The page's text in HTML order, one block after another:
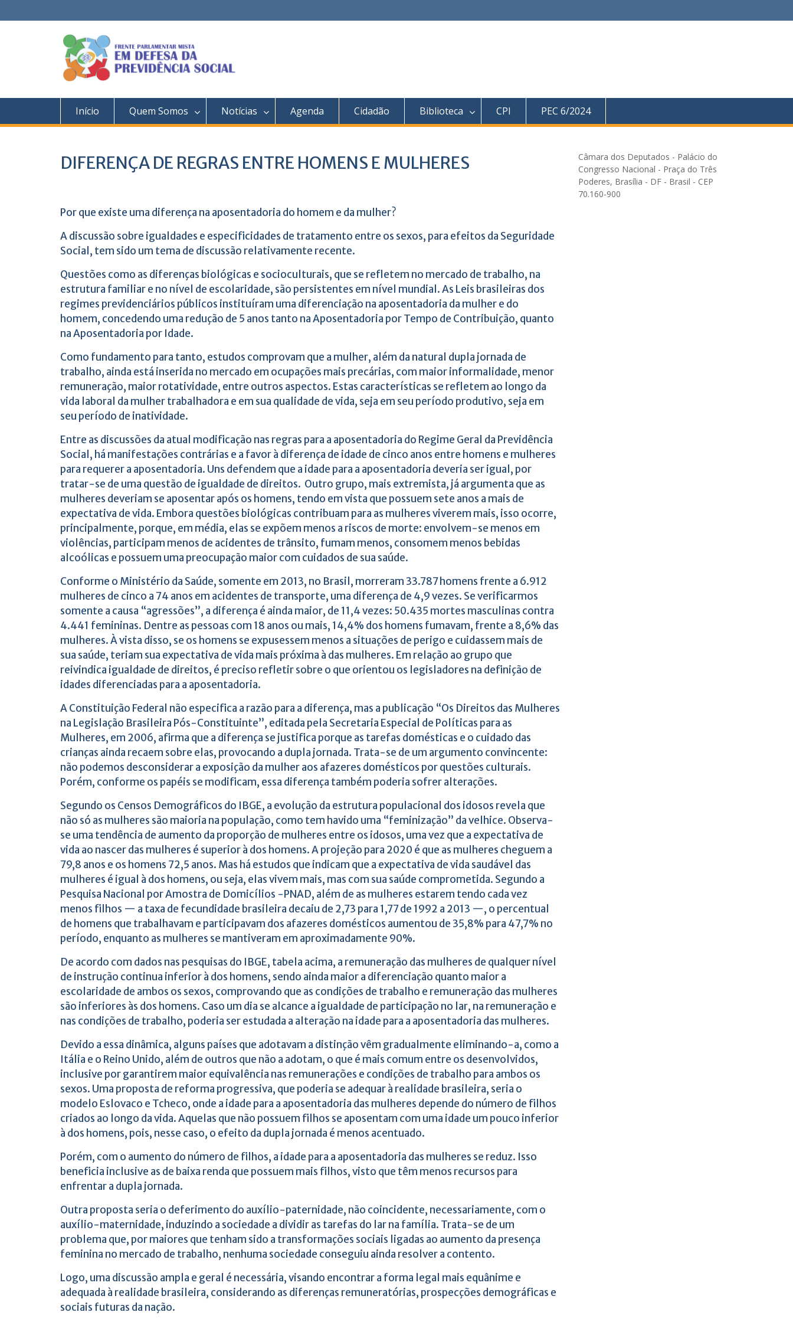
to
Início Quem Somos Notícias Agenda Cidadão Biblioteca CPI PEC 6/2024
DIFERENÇA DE REGRAS ENTRE HOMENS E MULHERES
Por que existe uma diferença na aposentadoria do homem e da mulher?
A discussão sobre igualdades e especificidades de tratamento entre os sexos, para efeitos da Seguridade
Social, tem sido um tema de discussão relativamente recente.
Questões como as diferenças biológicas e socioculturais, que se refletem no mercado de trabalho, na
estrutura familiar e no nível de escolaridade, são persistentes em nível mundial. As Leis brasileiras dos
regimes previdenciários públicos instituíram uma diferenciação na aposentadoria da mulher e do
homem, concedendo uma redução de 5 anos tanto na Aposentadoria por Tempo de Contribuição, quanto
na Aposentadoria por Idade.
Como fundamento para tanto, estudos comprovam que a mulher, além da natural dupla jornada de
trabalho, ainda está inserida no mercado em ocupações mais precárias, com maior informalidade, menor
remuneração, maior rotatividade, entre outros aspectos. Estas características se refletem ao longo da
vida laboral da mulher trabalhadora e em sua qualidade de vida, seja em seu período produtivo, seja em
seu período de inatividade.
Entre as discussões da atual modificação nas regras para a aposentadoria do Regime Geral da Previdência
Social, há manifestações contrárias e a favor à diferença de idade de cinco anos entre homens e mulheres
para requerer a aposentadoria. Uns defendem que a idade para a aposentadoria deveria ser igual, por
tratar-se de uma questão de igualdade de direitos. Outro grupo, mais extremista, já argumenta que as
mulheres deveriam se aposentar após os homens, tendo em vista que possuem sete anos a mais de
expectativa de vida. Embora questões biológicas contribuam para as mulheres viverem mais, isso ocorre,
principalmente, porque, em média, elas se expõem menos a riscos de morte: envolvem-se menos em
violências, participam menos de acidentes de trânsito, fumam menos, consomem menos bebidas
alcoólicas e possuem uma preocupação maior com cuidados de sua saúde.
Conforme o Ministério da Saúde, somente em 2013, no Brasil, morreram 33.787 homens frente a 6.912
mulheres de cinco a 74 anos em acidentes de transporte, uma diferença de 4,9 vezes. Se verificarmos
somente a causa “agressões”, a diferença é ainda maior, de 11,4 vezes: 50.435 mortes masculinas contra
4.441 femininas. Dentre as pessoas com 18 anos ou mais, 14,4% dos homens fumavam, frente a 8,6% das
mulheres. À vista disso, se os homens se expusessem menos a situações de perigo e cuidassem mais de
sua saúde, teriam sua expectativa de vida mais próxima à das mulheres. Em relação ao grupo que
reivindica igualdade de direitos, é preciso refletir sobre o que orientou os legisladores na definição de
idades diferenciadas para a aposentadoria.
A Constituição Federal não especifica a razão para a diferença, mas a publicação “Os Direitos das Mulheres
na Legislação Brasileira Pós-Constituinte”, editada pela Secretaria Especial de Políticas para as
Mulheres, em 2006, afirma que a diferença se justifica porque as tarefas domésticas e o cuidado das
crianças ainda recaem sobre elas, provocando a dupla jornada. Trata-se de um argumento convincente:
não podemos desconsiderar a exposição da mulher aos afazeres domésticos por questões culturais.
Porém, conforme os papéis se modificam, essa diferença também poderia sofrer alterações.
Segundo os Censos Demográficos do IBGE, a evolução da estrutura populacional dos idosos revela que
não só as mulheres são maioria na população, como tem havido uma “feminização” da velhice. Observa-
se uma tendência de aumento da proporção de mulheres entre os idosos, uma vez que a expectativa de
vida ao nascer das mulheres é superior à dos homens. A projeção para 2020 é que as mulheres cheguem a
79,8 anos e os homens 72,5 anos. Mas há estudos que indicam que a expectativa de vida saudável das
mulheres é igual à dos homens, ou seja, elas vivem mais, mas com sua saúde comprometida. Segundo a
Pesquisa Nacional por Amostra de Domicílios -PNAD, além de as mulheres estarem tendo cada vez
menos filhos — a taxa de fecundidade brasileira decaiu de 2,73 para 1,77 de 1992 a 2013 —, o percentual
de homens que trabalhavam e participavam dos afazeres domésticos aumentou de 35,8% para 47,7% no
período, enquanto as mulheres se mantiveram em aproximadamente 90%.
De acordo com dados nas pesquisas do IBGE, tabela acima, a remuneração das mulheres de qualquer nível
de instrução continua inferior à dos homens, sendo ainda maior a diferenciação quanto maior a
escolaridade de ambos os sexos, comprovando que as condições de trabalho e remuneração das mulheres
são inferiores às dos homens. Caso um dia se alcance a igualdade de participação no lar, na remuneração e
nas condições de trabalho, poderia ser estudada a alteração na idade para a aposentadoria das mulheres.
Devido a essa dinâmica, alguns países que adotavam a distinção vêm gradualmente eliminando-a, como a
Itália e o Reino Unido, além de outros que não a adotam, o que é mais comum entre os desenvolvidos,
inclusive por garantirem maior equivalência nas remunerações e condições de trabalho para ambos os
sexos. Uma proposta de reforma progressiva, que poderia se adequar à realidade brasileira, seria o
modelo Eslovaco e Tcheco, onde a idade para a aposentadoria das mulheres depende do número de filhos
criados ao longo da vida. Aquelas que não possuem filhos se aposentam com uma idade um pouco inferior
à dos homens, pois, nesse caso, o efeito da dupla jornada é menos acentuado.
Porém, com o aumento do número de filhos, a idade para a aposentadoria das mulheres se reduz. Isso
beneficia inclusive as de baixa renda que possuem mais filhos, visto que têm menos recursos para
enfrentar a dupla jornada.
Outra proposta seria o deferimento do auxílio-paternidade, não coincidente, necessariamente, com o
auxílio-maternidade, induzindo a sociedade a dividir as tarefas do lar na família. Trata-se de um
problema que, por maiores que tenham sido a transformações sociais ligadas ao aumento da presença
feminina no mercado de trabalho, nenhuma sociedade conseguiu ainda resolver a contento.
Logo, uma discussão ampla e geral é necessária, visando encontrar a forma legal mais equânime e
adequada à realidade brasileira, considerando as diferenças remuneratórias, prospecções demográficas e
sociais futuras da nação.
Câmara dos Deputados - Palácio do
Congresso Nacional - Praça do Três
Poderes, Brasília - DF - Brasil - CEP
70.160-900